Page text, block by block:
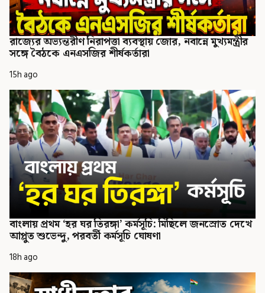
রাজ্যের অভ্যন্তরীণ নিরাপত্তা ব্যবস্থায় জোর, নবান্নে মুখ্যমন্ত্রীর
সঙ্গে বৈঠকে এনএসজির শীর্ষকর্তারা
15h ago
বাংলায় প্রথম ‘হর ঘর তিরঙ্গা’ কর্মসূচি: মিছিলে জনস্রোত দেখে
আপ্লুত শুভেন্দু, পরবর্তী কর্মসূচি ঘোষণা
18h ago